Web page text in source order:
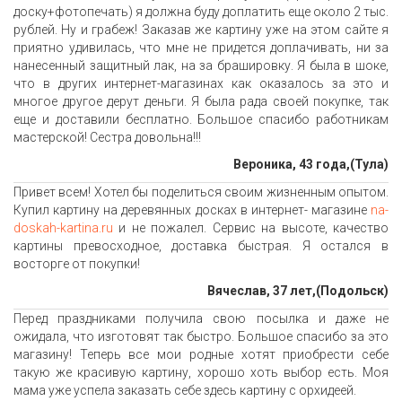
доску+фотопечать) я должна буду доплатить еще около 2 тыс.
рублей. Ну и грабеж! Заказав же картину уже на этом сайте я
приятно удивилась, что мне не придется доплачивать, ни за
нанесенный защитный лак, на за брашировку. Я была в шоке,
что в других интернет-магазинах как оказалось за это и
многое другое дерут деньги. Я была рада своей покупке, так
еще и доставили бесплатно. Большое спасибо работникам
мастерской! Сестра довольна!!!
Вероника, 43 года,(Тула)
Привет всем! Хотел бы поделиться своим жизненным опытом.
Купил картину на деревянных досках в интернет- магазине na-
doskah-kartina.ru и не пожалел. Сервис на высоте, качество
картины превосходное, доставка быстрая. Я остался в
восторге от покупки!
Вячеслав, 37 лет,(Подольск)
Перед праздниками получила свою посылка и даже не
ожидала, что изготовят так быстро. Большое спасибо за это
магазину! Теперь все мои родные хотят приобрести себе
такую же красивую картину, хорошо хоть выбор есть. Моя
мама уже успела заказать себе здесь картину с орхидеей.